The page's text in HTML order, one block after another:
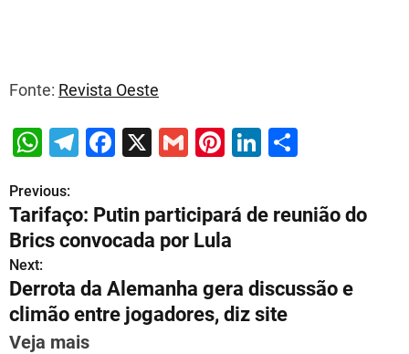
Fonte: Revista Oeste
W
at
s
A
p
p
T
gr
a
m
F
c
e
b
o
o
X
G
ai
l
Pi
er
e
st
Li
e
n
ar
e
P
o
s
t
n
Previous:
Tarifaço: Putin participará de reunião do
Brics convocada por Lula
Next:
Derrota da Alemanha gera discussão e
climão entre jogadores, diz site
Veja mais